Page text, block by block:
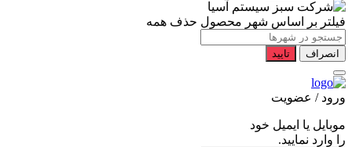
فیلتر بر اساس شهر محصول حذف همه
انصراف تایید
ورود / عضویت
موبایل یا ایمیل خود
را وارد نمایید.